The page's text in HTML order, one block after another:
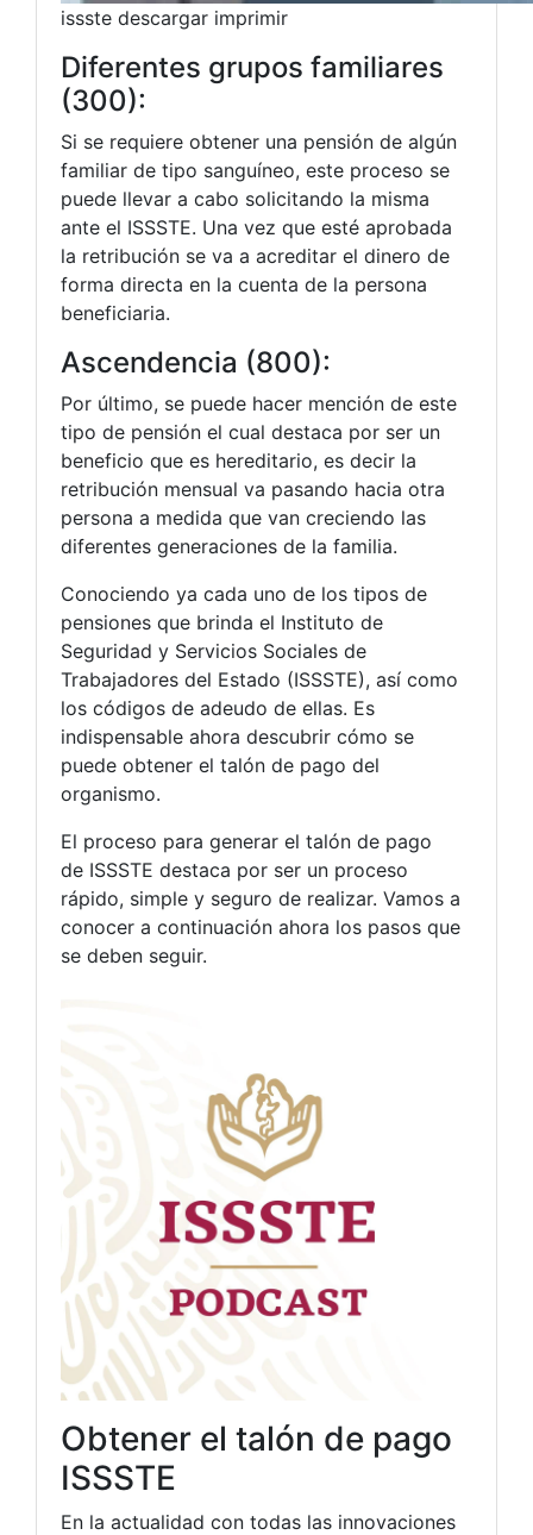
issste descargar imprimir
Diferentes grupos familiares
(300):
Si se requiere obtener una pensión de algún
familiar de tipo sanguíneo, este proceso se
puede llevar a cabo solicitando la misma
ante el ISSSTE. Una vez que esté aprobada
la retribución se va a acreditar el dinero de
forma directa en la cuenta de la persona
beneficiaria.
Ascendencia (800):
Por último, se puede hacer mención de este
tipo de pensión el cual destaca por ser un
beneficio que es hereditario, es decir la
retribución mensual va pasando hacia otra
persona a medida que van creciendo las
diferentes generaciones de la familia.
Conociendo ya cada uno de los tipos de
pensiones que brinda el Instituto de
Seguridad y Servicios Sociales de
Trabajadores del Estado (ISSSTE), así como
los códigos de adeudo de ellas. Es
indispensable ahora descubrir cómo se
puede obtener el talón de pago del
organismo.
El proceso para generar el talón de pago
de ISSSTE destaca por ser un proceso
rápido, simple y seguro de realizar. Vamos a
conocer a continuación ahora los pasos que
se deben seguir.
Obtener el talón de pago
ISSSTE
En la actualidad con todas las innovaciones